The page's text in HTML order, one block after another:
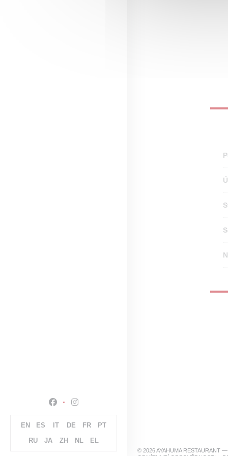
Facebook ((otevře se v novém okně))
Instagram ((otevře se v novém okně))
EN ES IT DE FR
PT
RU
JA ZH NL EL
© 2026 AYAHUMA RESTAURANT